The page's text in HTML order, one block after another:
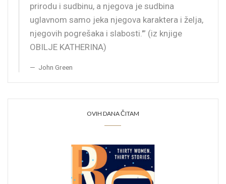
prirodu i sudbinu, a njegova je sudbina
uglavnom samo jeka njegova karaktera i želja,
njegovih pogrešaka i slabosti.'” (iz knjige
OBILJE KATHERINA)
John Green
OVIH DANA ČITAM